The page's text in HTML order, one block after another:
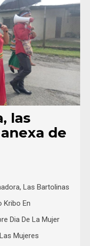
las
de
Las Bartolinas
Kribo En
Dia De La Mujer
Mujeres